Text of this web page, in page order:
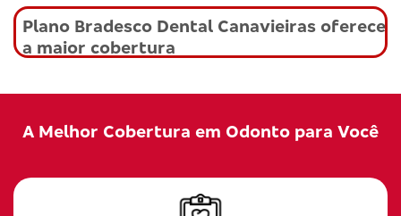
Plano Bradesco Dental Canavieiras oferece
a maior cobertura
A Melhor Cobertura em Odonto para Você